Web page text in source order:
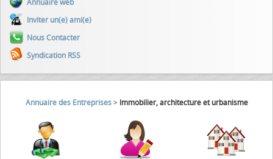
Inviter un(e) ami(e)
Nous Contacter
Syndication RSS
Annuaire des Entreprises> Immobilier, architecture et urbanisme